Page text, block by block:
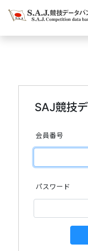
SAJ競技
会員番号
パスワード